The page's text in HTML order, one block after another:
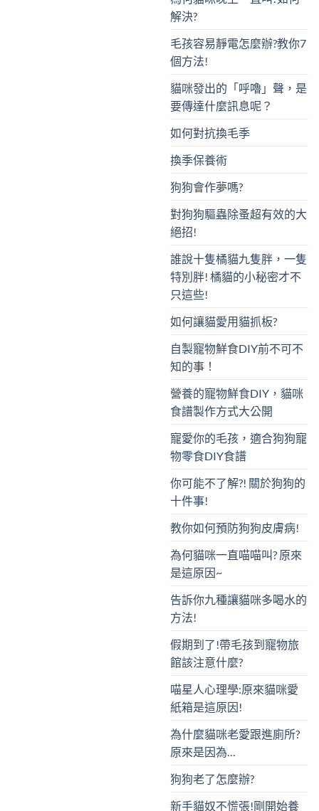
解決?
毛孩容易靜電怎麼辦?教你7
個方法!
貓咪發出的「呼嚕」聲，是
要傳達什麼訊息呢？
如何對抗換毛季
換季保養術
狗狗會作夢嗎?
對狗狗驅蟲除蚤超有效的大
絕招!
誰說十隻橘貓九隻胖，一隻
特別胖! 橘貓的小秘密才不
只這些!
如何讓貓愛用貓抓板?
自製寵物鮮食DIY前不可不
知的事！
營養的寵物鮮食DIY，貓咪
食譜製作方式大公開
寵愛你的毛孩，適合狗狗寵
物零食DIY食譜
你可能不了解?! 關於狗狗的
十件事!
教你如何預防狗狗皮膚病!
為何貓咪一直喵喵叫? 原來
是這原因~
告訴你九種讓貓咪多喝水的
方法!
假期到了!帶毛孩到寵物旅
館該注意什麼?
喵星人心理學:原來貓咪愛
紙箱是這原因!
為什麼貓咪老愛跟進廁所?
原來是因為…
狗狗老了怎麼辦?
新手貓奴不慌張!剛開始養